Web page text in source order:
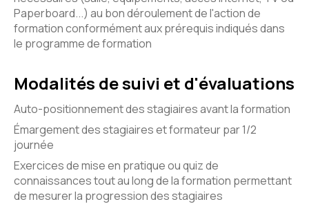
Paperboard...) au bon déroulement de l'action de
formation conformément aux prérequis indiqués dans
le programme de formation
Modalités de suivi et d'évaluations
Auto-positionnement des stagiaires avant la formation
Émargement des stagiaires et formateur par 1/2
journée
Exercices de mise en pratique ou quiz de
connaissances tout au long de la formation permettant
de mesurer la progression des stagiaires